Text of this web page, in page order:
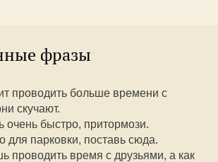
фразы
проводить больше времени с
скучают.
очень быстро, притормози.
для парковки, поставь сюда.
проводить время с друзьями, а как